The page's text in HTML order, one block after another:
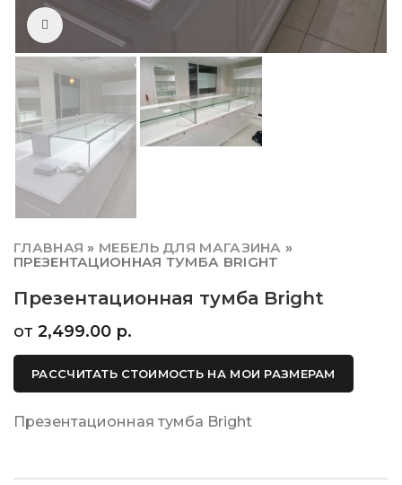
Click to enlarge
ГЛАВНАЯ » МЕБЕЛЬ ДЛЯ МАГАЗИНА »
ПРЕЗЕНТАЦИОННАЯ ТУМБА BRIGHT
Презентационная тумба Bright
от 2,499.00 р.
РАССЧИТАТЬ СТОИМОСТЬ НА МОИ РАЗМЕРАМ
Презентационная тумба Bright